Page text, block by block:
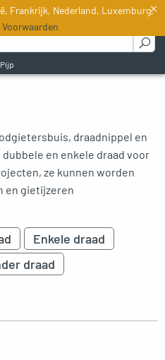
NL
draadnippel en
en enkele draad voor
ze kunnen worden
en gietijzeren
Enkele draad
draad
Frankrijk, Nederland, Luxemburg,
Voorwaarden
×